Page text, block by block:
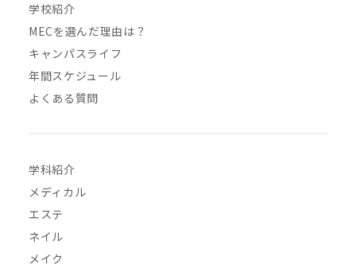
学校紹介
MECを選んだ理由は？
キャンパスライフ
年間スケジュール
よくある質問
学科紹介
メディカル
エステ
ネイル
メイク